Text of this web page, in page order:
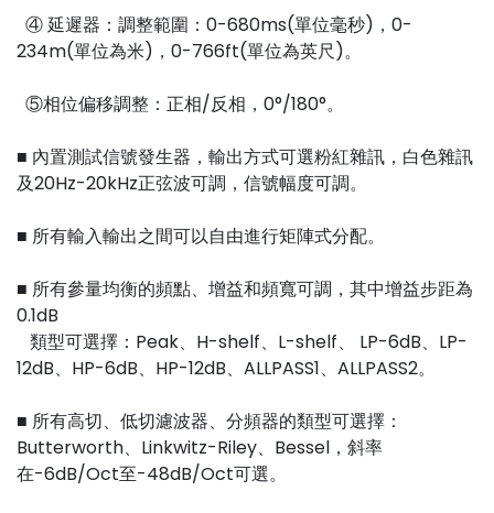
④ 延遲器：調整範圍：0-680ms(單位毫秒)，0-
234m(單位為米)，0-766ft(單位為英尺)。
⑤相位偏移調整：正相/反相，0°/180°。
■ 內置測試信號發生器，輸出方式可選粉紅雜訊，白色雜訊
及20Hz-20kHz正弦波可調，信號幅度可調。
■ 所有輸入輸出之間可以自由進行矩陣式分配。
■ 所有參量均衡的頻點、增益和頻寬可調，其中增益步距為
0.1dB
類型可選擇：Peak、H-shelf、L-shelf、 LP-6dB、LP-
12dB、HP-6dB、HP-12dB、ALLPASS1、ALLPASS2。
■ 所有高切、低切濾波器、分頻器的類型可選擇：
Butterworth、Linkwitz-Riley、Bessel，斜率
在-6dB/Oct至-48dB/Oct可選。